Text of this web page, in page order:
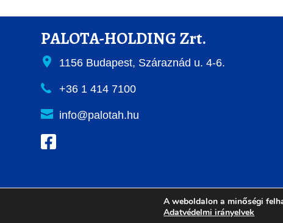
PALOTA-HOLDING Zrt.
1156 Budapest, Száraznád u. 4-6.
+36 1 414 7100
info@palotah.hu
A weboldalon a minőségi
Adatvédelmi irányelvek